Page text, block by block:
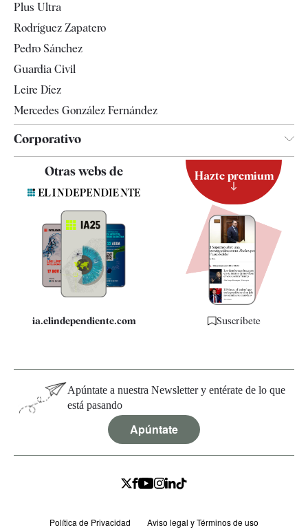
Televisión
Plus Ultra
Rodríguez Zapatero
Pedro Sánchez
Guardia Civil
Leire Díez
Mercedes González Fernández
Corporativo
Contacto
Quiénes somos
Especificaciones
Otras webs de
ia.elindependiente.com
Hazte premium
Suscríbete
Apúntate a nuestra Newsletter y entérate de lo que
está pasando
Apúntate
Política de Privacidad Aviso legal y Términos de uso